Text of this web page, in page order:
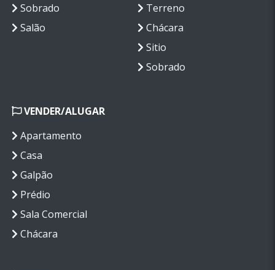
Sobrado
Salão
Terreno
Chácara
Sitio
Sobrado
VENDER/ALUGAR
Apartamento
Casa
Galpão
Prédio
Sala Comercial
Chácara